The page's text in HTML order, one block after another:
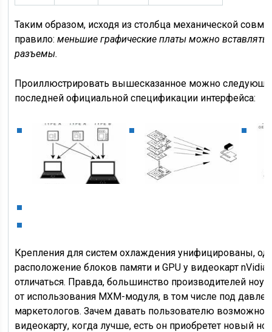
Таким образом, исходя из столбца механической
правило:меньшие графические платы можно вставлять
разъемы.
Проиллюстрировать вышесказанное можно
последней официальной спецификации интерфейса:
Крепления для систем охлаждения унифицированы,
расположение блоков памяти и GPU у видеокарт
отличаться. Правда, большинство производителей
от использования MXM-модуля, в том числе под
маркетологов. Зачем давать пользователю
видеокарту, когда лучше, есть он приобретет новый